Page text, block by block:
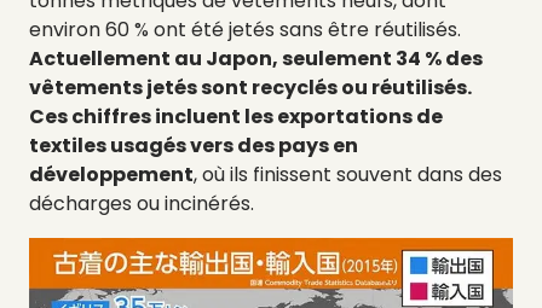
environ 60 % ont été jetés sans être réutilisés.
Actuellement au Japon, seulement 34 % des
vêtements jetés sont recyclés ou réutilisés.
Ces chiffres incluent les exportations de
textiles usagés vers des pays en
développement, où ils finissent souvent dans des
décharges ou incinérés.